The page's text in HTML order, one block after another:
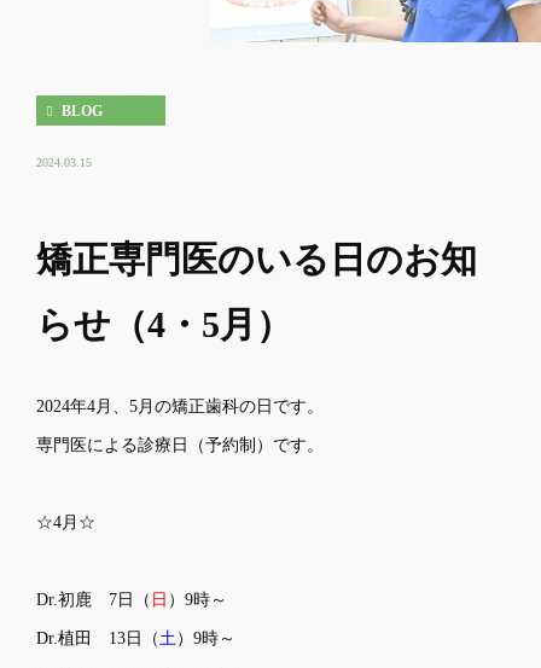
BLOG
2024.03.15
矯正専門医のいる日のお知
らせ（4・5月）
2024年4月、5月の矯正歯科の日です。
専門医による診療日（予約制）です。
☆4月☆
Dr.初鹿 7 日（ 日 ）9時～
Dr.植田 13日（土）9時～